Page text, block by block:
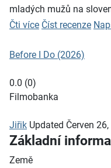
mladých mužů na
Čti více Číst recenze
Before I Do (2026)
0.0 (0)
Filmobanka
Jiřik Updated Červen
Základní
Země